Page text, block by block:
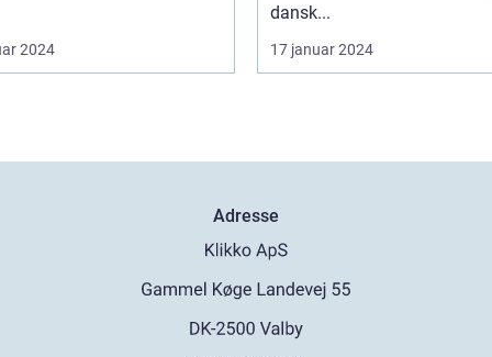
2024
dansk...
17 januar 2024
Adresse